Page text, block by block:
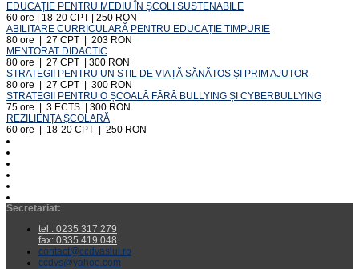
EDUCAȚIE PENTRU MEDIU ÎN ȘCOLI SUSTENABILE
60 ore | 18-20 CPT | 250 RON
ABILITARE CURRICULARĂ PENTRU EDUCAȚIE TIMPURIE
80 ore | 27 CPT | 203 RON
MENTORAT DIDACTIC
80 ore | 27 CPT | 300 RON
STRATEGII PENTRU UN STIL DE VIAȚĂ SĂNĂTOS ȘI PRIM AJUTOR
80 ore | 27 CPT | 300 RON
STRATEGII PENTRU O ȘCOALĂ FĂRĂ BULLYING ȘI CYBERBULLYING
75 ore | 3 ECTS | 300 RON
REZILIENȚA ȘCOLARĂ
60 ore | 18-20 CPT | 250 RON
Secretariat:
tel : 0235 317 279
fax: 0335 419 048
contact@ccdvaslui.ro
ccdvs@yahoo.com